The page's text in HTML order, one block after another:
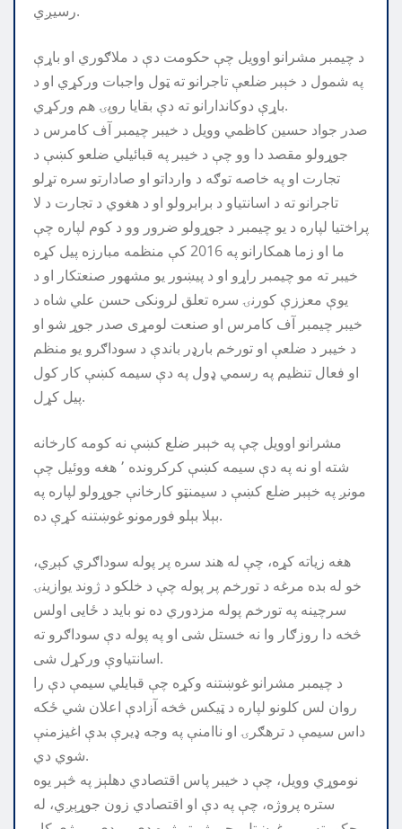
رسیږي.
د چیمبر مشرانو اوویل چې حکومت دې د ملاګوري او باړې
په شمول د خېبر ضلعې تاجرانو ته ټول واجبات ورکړي او د
باړې دوکاندارانو ته دې بقایا روپۍ هم ورکړي.
صدر جواد حسین کاظمي وویل د خیبر چیمبر آف کامرس د
جوړولو مقصد دا وو چې د خیبر په قبائیلي ضلعو کښې د
تجارت او په خاصه توګه د وارداتو او صادارتو سره تړلو
تاجرانو ته د اسانتیاو د برابرولو او د هغوي د تجارت د لا
پراختیا لپاره د یو چیمبر د جوړولو ضرور وو د کوم لپاره چې
ما او زما همکارانو په 2016 کې منظمه مبارزه پیل کړه
خیبر ته مو چیمبر راړو او د پیښور یو مشهور صنعتکار او د
یوې معززې کورنۍ سره تعلق لرونکی حسن علي شاه د
خیبر چیمبر آف کامرس او صنعت لومړی صدر جوړ شو او
د خیبر د ضلعې او تورخم بارډر باندې د سوداګرو یو منظم
او فعال تنظیم په رسمي ډول په دې سیمه کښې کار کول
پیل کړل.
مشرانو اوویل چې په خېبر ضلع كښې نه كومه كارخانه
شته او نه په دې سیمه کښې کرکرونده ٬ هغه ووئيل چې
مونږ په خېبر ضلع كښې د سیمنټو کارخانې جوړولو لپاره په
بېلا بېلو فورمونو غوښتنه كړې ده.
هغه زياته کړه، چې له هند سره پر پوله سوداګري کېږي،
خو له بده مرغه د تورخم پر پوله چې د خلکو د ژوند يوازينۍ
سرچينه په تورخم پوله مزدوري ده نو باید د ځایی اولس
څخه دا روزګار وا نه خستل شی او په پوله دې سوداګرو ته
اسانتياوې ورکړل شی.
د چیمبر مشرانو غوښتنه وکړه چې قبایلي سیمې دې را
روان لس کلونو لپاره د ټیکس څخه آزادې اعلان شي ځکه
داس سیمې د ترهګرۍ او ناامنې په وجه ډیرې بدې اغیزمنې
شوي دي.
نوموړي وويل، چې د خيبر پاس اقتصادي دهلېز په څېر يوه
ستره پروژه، چې په دې او اقتصادي زون جوړېږي، له